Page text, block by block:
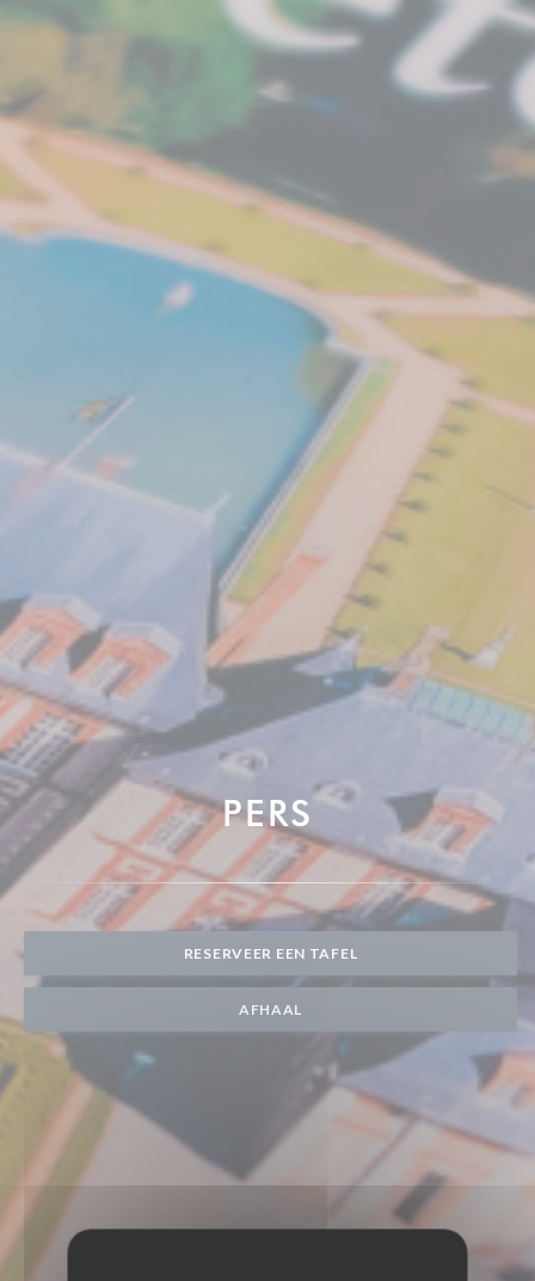
PERS
RESERVEER EEN TAFEL
AFHAAL